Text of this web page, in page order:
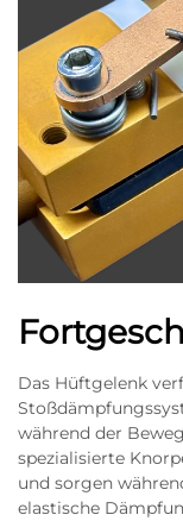
Das Hüftgelenk
während der
spezialisierte
und sorgen
elastische